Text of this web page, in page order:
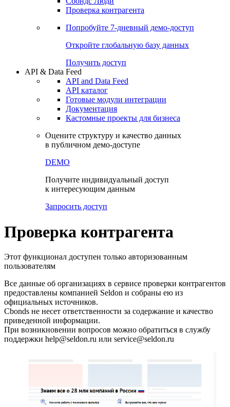
Сохраненные запросы
Чат
Проверка контрагента
Попробуйте7-дневный
Откройте глобальную базу данных
Получить доступ
API & Data Feed
API and Data Feed
Готовые модули интеграции
Документация
в публичном демо-доступе
Запросить доступ
Проверка контрагента
Этот функционал доступен только авторизованным
пользователям
Все данные об организациях в сервисе проверки контрагентов
предоставлены компанией Seldon и собраны ею из
официальных источников.
При возникновении вопросов можно обратиться в службу